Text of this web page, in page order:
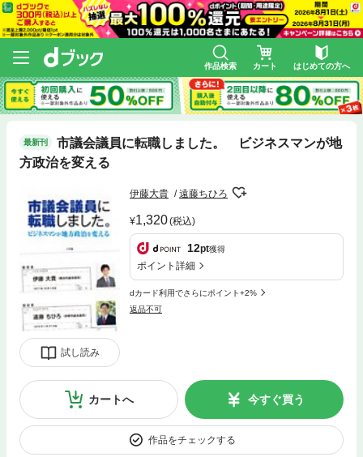
作品検索 カート はじめての方へ
最新刊
市議会議員に転職しました。 ビジネスマンが地
方政治を変える
試し読み
伊藤大貴 遠藤ちひろ
1,320(税込)
12pt獲得
ポイント詳細
dカード利用でさらにポイント+2%
返品不可
カートへ 今すぐ買う
作品をチェックする